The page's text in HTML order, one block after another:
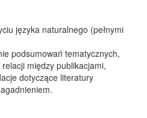
języka naturalnego (pełnymi
podsumowań tematycznych,
między publikacjami,
dotyczące literatury